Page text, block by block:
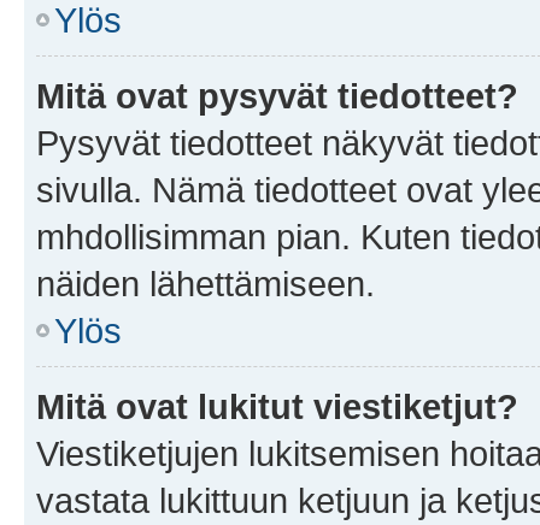
Ylös
Mitä ovat pysyvät tiedotteet?
Pysyvät tiedotteet näkyvät
sivulla. Nämä tiedotteet ovat
mhdollisimman pian. Kuten
näiden lähettämiseen.
Ylös
Mitä ovat lukitut viestiketjut?
Viestiketjujen lukitsemisen
vastata lukittuun ketjuun ja